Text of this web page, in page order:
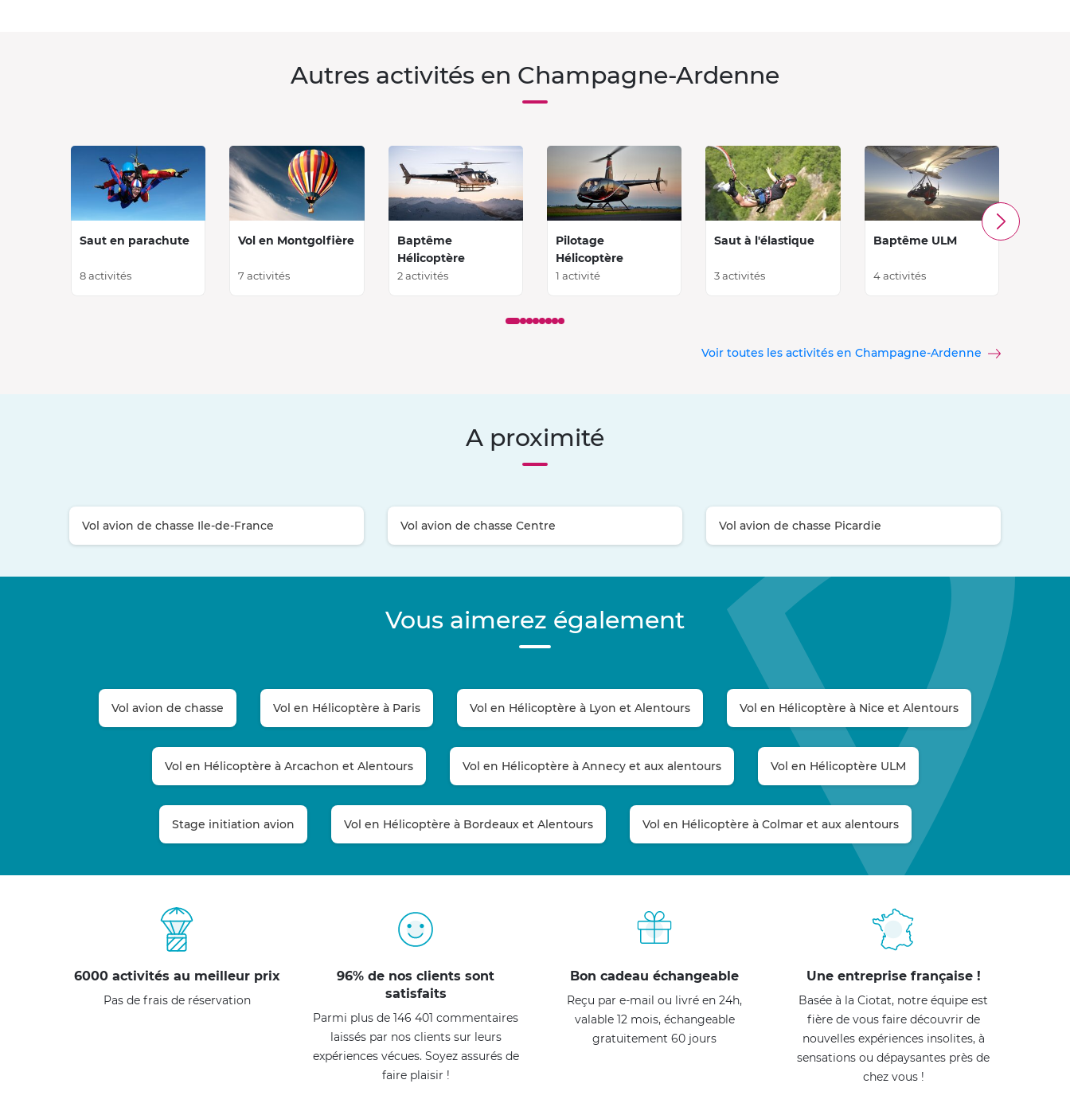
Autres activités en Champagne-Ardenne
Saut en parachute
8 activités
Vol en Montgolfière
7 activités
Baptême
Hélicoptère
2 activités
Pilotage
Hélicoptère
1 activité
Saut à l'élastique
3 activités
Baptême ULM
4 activités
Voir toutes les activités en Champagne-Ardenne
A proximité
Vol avion de chasse Ile-de-France Vol avion de chasse Centre Vol avion de chasse Picardie
Vous aimerez également
Vol avion de chasse Vol en Hélicoptère à Paris Vol en Hélicoptère à Lyon et Alentours Vol en Hélicoptère à Nice et Alentours
Vol en Hélicoptère à Arcachon et Alentours Vol en Hélicoptère à Annecy et aux alentours Vol en Hélicoptère ULM
Stage initiation avion Vol en Hélicoptère à Bordeaux et Alentours Vol en Hélicoptère à Colmar et aux alentours
6000 activités au meilleur prix
Pas de frais de réservation
96% de nos clients sont
satisfaits
Parmi plus de 146 401 commentaires
laissés par nos clients sur leurs
expériences vécues. Soyez assurés de
faire plaisir !
Bon cadeau échangeable
Reçu par e-mail ou livré en 24h,
valable 12 mois, échangeable
gratuitement 60 jours
Une entreprise française !
Basée à la Ciotat, notre équipe est
fière de vous faire découvrir de
nouvelles expériences insolites, à
sensations ou dépaysantes près de
chez vous !